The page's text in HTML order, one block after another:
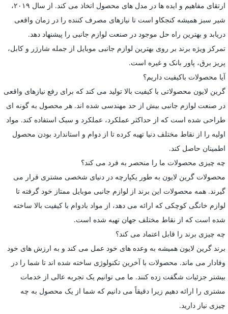
ارتقای مفاهیم و ایده ها در مدل های محصول اتخاذ می کند. از سال ۲۰۱۹،
شیر سبز همیشه کنجکاو است تا نیازهای مصرف کننده را در زمان واقعی
دریابد و بهترین راه حل موجود در صنعت لوازم جانبی را پیشنهاد دهد.
تمرکز ویژه برند بر روی بهترین لوازم جانبی موبایل از جمله شارژر و کابل،
پریز برق، پاور بانک و غیره است.
آیا محصولات باکیفیت داریم؟
گرین لایون محصولاتی با کیفیت بالا تولید می کند که برای رفع نیازهای واقعی
در صنعت لوازم جانبی بیش از حد مهندسی شده اند. هر محصول به گونه ای
طراحی شده است که از حداکثر عملکرد، عملکرد و سبک استفاده کند. مواد
اولیه را از نقاط مختلف دنیا تهیه کرده تا از دوام و استاندارد بودن محصول
اطمینان حاصل کند.
چه چیزی محصولات ما را منحصر به فرد می کند؟
محصولات گرین لایون به طور یکپارچه در دنیای شخصی مشتری قرار می
گیرند. همه محصولات این برند از لوازم جانبی موبایل ممتاز خود گرفته تا
لوازم خانگی کوچکی که ارائه می دهد، از مواد بادوام با کیفیت بالا ساخته
شده است که از نقاط مختلف جهان تهیه شده است.
چه چیزی برند را قابل اعتماد می کند؟
برند گرین لایون همیشه به وعده های خود عمل می کند و به ارزش های خود
وفادار می ماند. محصولات با آخرین تکنولوژی ساخته شده اند تا شما را در
بیشتر جزئیات شگفت زده کنند. ما می توانیم یک تجربه عالی از خدمات
مشتری را ارائه دهیم زیرا دقیقاً می دانیم که شما از یک محصول به چه
چیزی نیاز دارید.